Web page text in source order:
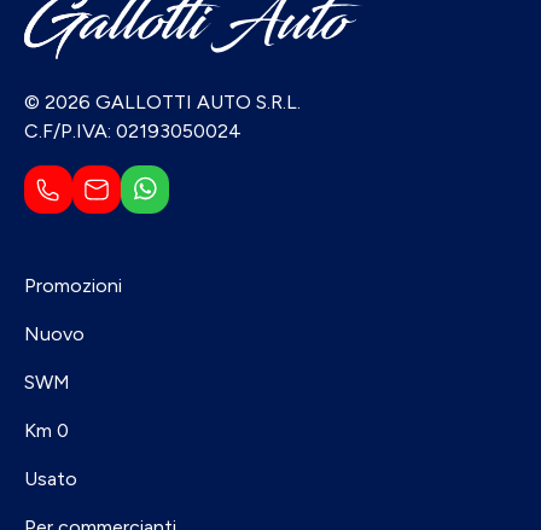
© 2026 GALLOTTI AUTO S.R.L.
C.F/P.IVA: 02193050024
Promozioni
Nuovo
SWM
Km 0
Usato